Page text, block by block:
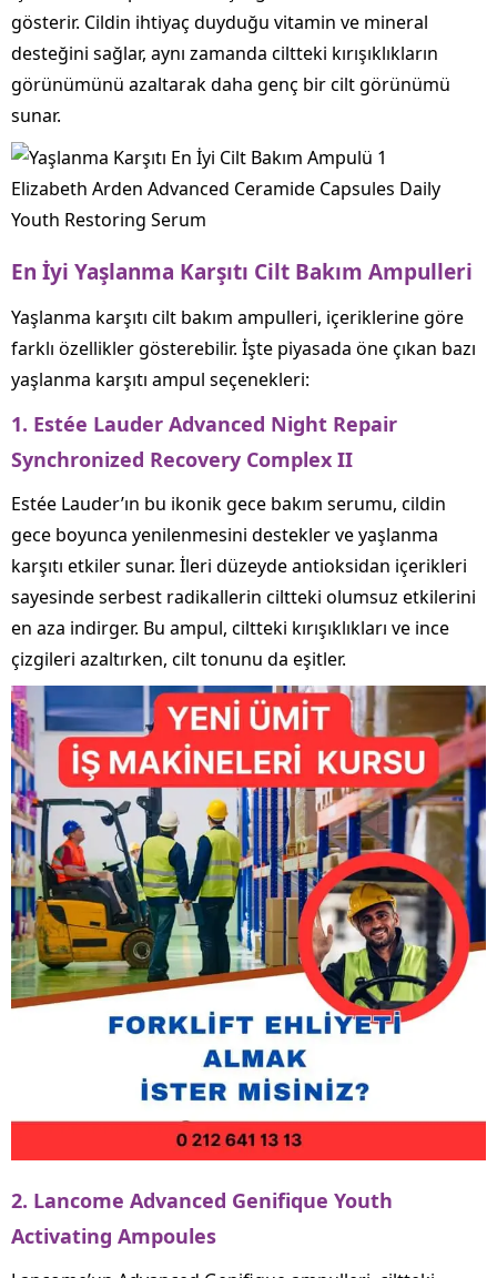
gösterir. Cildin ihtiyaç duyduğu vitamin ve mineral
desteğini sağlar, aynı zamanda ciltteki kırışıklıkların
görünümünü azaltarak daha genç bir cilt görünümü
sunar.
Elizabeth Arden Advanced Ceramide Capsules Daily
Youth Restoring Serum
En İyi Yaşlanma Karşıtı Cilt Bakım Ampulleri
Yaşlanma karşıtı cilt bakım ampulleri, içeriklerine göre
farklı özellikler gösterebilir. İşte piyasada öne çıkan bazı
yaşlanma karşıtı ampul seçenekleri:
1. Estée Lauder Advanced Night Repair
Synchronized Recovery Complex II
Estée Lauder’ın bu ikonik gece bakım serumu, cildin
gece boyunca yenilenmesini destekler ve yaşlanma
karşıtı etkiler sunar. İleri düzeyde antioksidan içerikleri
sayesinde serbest radikallerin ciltteki olumsuz etkilerini
en aza indirger. Bu ampul, ciltteki kırışıklıkları ve ince
çizgileri azaltırken, cilt tonunu da eşitler.
2. Lancome Advanced Genifique Youth
Activating Ampoules